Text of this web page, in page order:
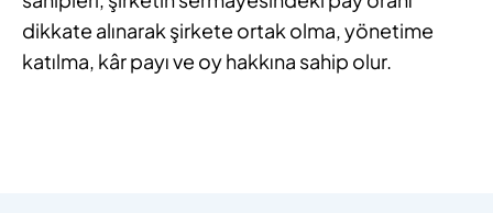
dikkate alınarak şirkete ortak olma, yönetime
katılma, kâr payı ve oy hakkına sahip olur.